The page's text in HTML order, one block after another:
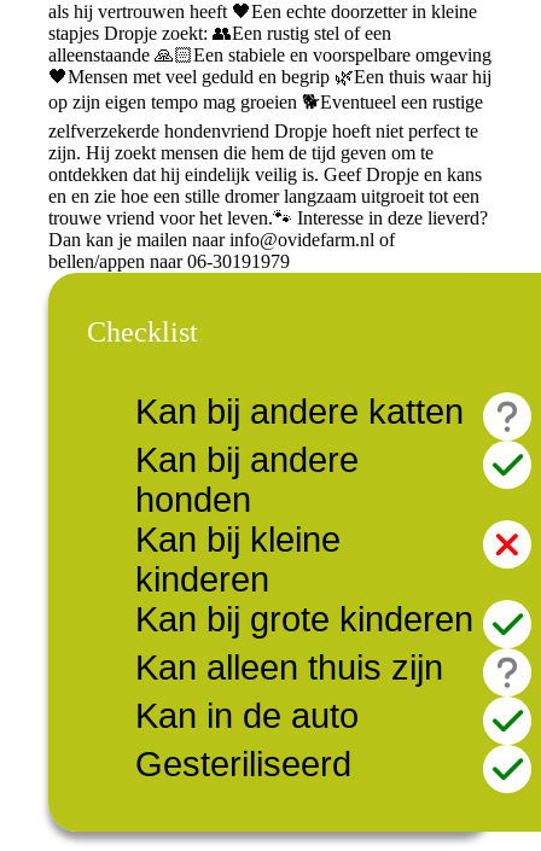
als hij vertrouwen heeft 🖤Een echte doorzetter in kleine
stapjes Dropje zoekt: 👥Een rustig stel of een
alleenstaande 🙏🏻Een stabiele en voorspelbare omgeving
🖤Mensen met veel geduld en begrip 🌿Een thuis waar hij
op zijn eigen tempo mag groeien 🐕Eventueel een rustige
zelfverzekerde hondenvriend Dropje hoeft niet perfect te
zijn. Hij zoekt mensen die hem de tijd geven om te
ontdekken dat hij eindelijk veilig is. Geef Dropje en kans
en en zie hoe een stille dromer langzaam uitgroeit tot een
trouwe vriend voor het leven.🐾 Interesse in deze lieverd?
Dan kan je mailen naarinfo@ovidefarm.nl of
bellen/appen naar 06-30191979
Checklist
Kan bij andere katten
Kan bij andere
honden
Kan bij kleine
kinderen
Kan bij grote kinderen
Kan alleen thuis zijn
Kan in de auto
Gesteriliseerd